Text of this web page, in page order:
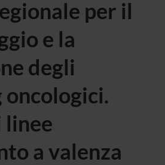
per il
e la
degli
oncologici.
linee
a valenza